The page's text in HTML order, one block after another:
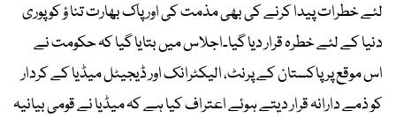
لئے خطرات پیدا کرنے کی بھی مذمت کی اور پاک بھارت تنا ؤ کو پوری
دنیا کے لئے خطرہ قرار دیا گیا۔اجلاس میں بتایا گیا کہ حکومت نے
اس موقع پر پاکستان کے پرنٹ، الیکٹرانک اور ڈیجیٹل میڈیا کے کردار
کو ذمے دارانہ قرار دیتے ہوئے اعتراف کیا ہے کہ میڈیا نے قومی بیانیہ